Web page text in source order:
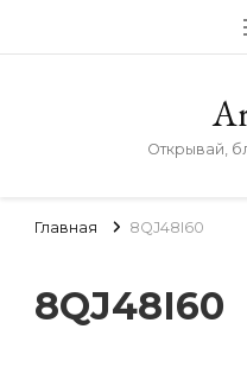
Открывай,
Главная 8QJ48I60
8QJ48I60